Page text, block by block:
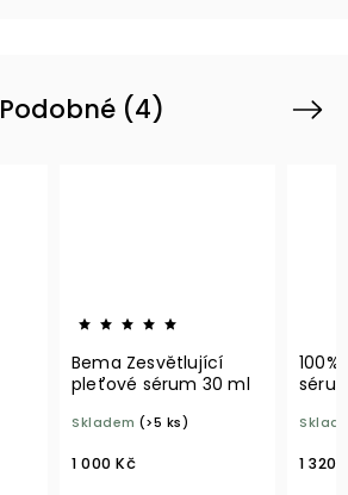
Podobné (4)
Bema Zesvětlující
pleťové sérum 30 ml
Skladem (>5 ks)
1 000 Kč 1 320
Next